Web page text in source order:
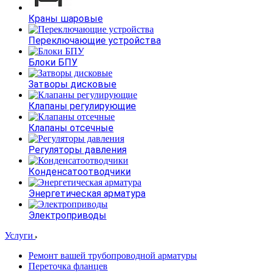
Краны шаровые
Переключающие устройства
Блоки БПУ
Затворы дисковые
Клапаны регулирующие
Клапаны отсечные
Регуляторы давления
Конденсатоотводчики
Энергетическая арматура
Электроприводы
Услуги
Ремонт вашей трубопроводной арматуры
Переточка фланцев